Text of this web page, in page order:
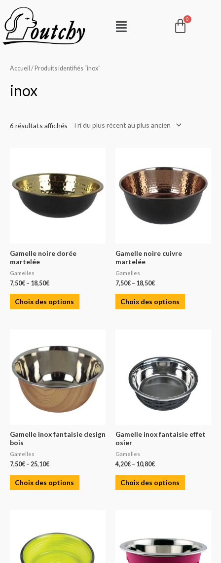
contenu
Menu
Accueil / Produits identifiés “inox”
inox
6 résultats affichés
Gamelle noire dorée
martelée
Gamelles
7,50€ – 18,50€
Choix des options
Gamelle noire cuivre
martelée
Gamelles
7,50€ – 18,50€
Choix des options
Gamelle inox fantaisie design
bois
Gamelles
7,50€ – 25,10€
Choix des options
Gamelle inox fantaisie effet
osier
Gamelles
4,20€ – 10,80€
Choix des options